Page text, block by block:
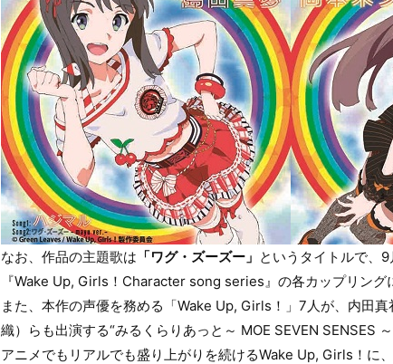
なお、作品の主題歌は 「ワグ・ズーズー」 というタイトルで、
『Wake Up, Girls！Character song series』の各カップリング
また、本作の声優を務める「Wake Up, Girls！」7人が、内田
織）らも出演する“みるくらりあっと～ MOE SEVEN SENSES
アニメでもリアルでも盛り上がりを続けるWake Up, Girls！に